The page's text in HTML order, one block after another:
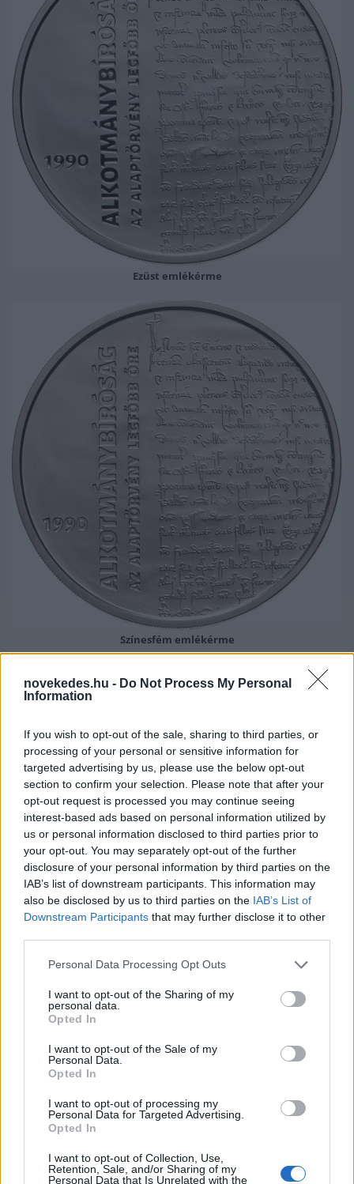
novekedes.hu - Do Not Process My Personal
Information
If you wish to opt-out of the sale, sharing to third parties, or
processing of your personal or sensitive information for
targeted advertising by us, please use the below opt-out
section to confirm your selection. Please note that after your
opt-out request is processed you may continue seeing
interest-based ads based on personal information utilized by
us or personal information disclosed to third parties prior to
your opt-out. You may separately opt-out of the further
disclosure of your personal information by third parties on the
IAB’s list of downstream participants. This information may
also be disclosed by us to third parties on the IAB’s List of
Downstream Participants that may further disclose it to other
Please note that this website/app uses one or more Google
not limited to your visit or usage behaviour. You may click to
grant or deny consent to Google and its third-party tags to
use your data for below specified purposes in below Google
consent section.
Personal Data Processing Opt Outs
I want to opt-out of the Sharing of my
personal data.
Opted In
I want to opt-out of the Sale of my
Personal Data.
Opted In
I want to opt-out of processing my
Personal Data for Targeted Advertising.
Opted In
I want to opt-out of Collection, Use,
Retention, Sale, and/or Sharing of my
Personal Data that Is Unrelated with the
Ezüst emlékérme
Színesfém emlékérme
Mindkét emlékérme átmérője 38,61 mm,
szélük recézett. A 10 000 forintos címletű
emlékérme 925 ezrelék finomságú ezüstből
készült, súlya 31,46 gramm. A 2000 forintos
címletű színesfém változat réz (75%) és nikkel
(25%) ötvözetéből készült, súlya 30,8 gramm.
Az ezüst emlékpénzből tükörfényes (proof)
kivitelben, a színesfém változatból
selyemfényes (BU) kivitelben 4000-4000 darab
készíthető.
Az emlékpénzek értékközvetítő és
ismeretterjesztő szerepének minél szélesebb
körű érvényesülése érdekében az
„Alkotmánybíróság” ezüst emlékérme a
rendelkezésre álló készlet függvényében a
kibocsátást követő három hónapig, a
színesfém emlékpénz egy évig névértéken
vásárolható meg a kibocsátás napjától, 2020.
forgalmazó Magyar Pénzverő Zrt.